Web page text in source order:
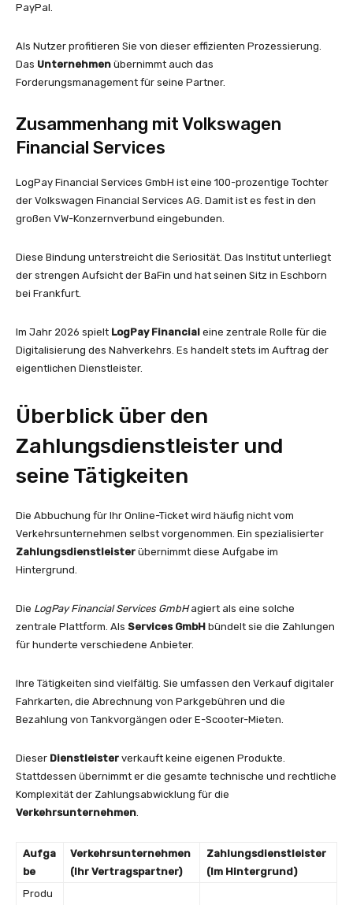
PayPal.
Als Nutzer profitieren Sie von dieser effizienten Prozessierung.
Das Unternehmen übernimmt auch das
Forderungsmanagement für seine Partner.
Zusammenhang mit Volkswagen
Financial Services
LogPay Financial Services GmbH ist eine 100-prozentige Tochter
der Volkswagen Financial Services AG. Damit ist es fest in den
großen VW-Konzernverbund eingebunden.
Diese Bindung unterstreicht die Seriosität. Das Institut unterliegt
der strengen Aufsicht der BaFin und hat seinen Sitz in Eschborn
bei Frankfurt.
Im Jahr 2026 spielt LogPay Financial eine zentrale Rolle für die
Digitalisierung des Nahverkehrs. Es handelt stets im Auftrag der
eigentlichen Dienstleister.
Überblick über den
Zahlungsdienstleister und
seine Tätigkeiten
Die Abbuchung für Ihr Online-Ticket wird häufig nicht vom
Verkehrsunternehmen selbst vorgenommen. Ein spezialisierter
Zahlungsdienstleister übernimmt diese Aufgabe im
Hintergrund.
Die LogPay Financial Services GmbHagiert als eine solche
zentrale Plattform. Als Services GmbH bündelt sie die Zahlungen
für hunderte verschiedene Anbieter.
Ihre Tätigkeiten sind vielfältig. Sie umfassen den Verkauf digitaler
Fahrkarten, die Abrechnung von Parkgebühren und die
Bezahlung von Tankvorgängen oder E-Scooter-Mieten.
Dieser Dienstleister verkauft keine eigenen Produkte.
Stattdessen übernimmt er die gesamte technische und rechtliche
Komplexität der Zahlungsabwicklung für die
Verkehrsunternehmen.
Aufga
be
Verkehrsunternehmen
(Ihr Vertragspartner)
Zahlungsdienstleister
(Im Hintergrund)
Produ